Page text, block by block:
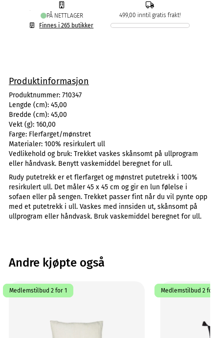
PÅ NETTLAGER
Finnes i 265 butikker
499,00 inntil gratis frakt!
Produktinformasjon
Produktnummer: 710347
Lengde (cm): 45,00
Bredde (cm): 45,00
Vekt (g): 160,00
Farge: Flerfarget/mønstret
Materialer: 100% resirkulert ull
Vedlikehold og bruk: Trekket vaskes skånsomt på ullprogram
eller håndvask. Benytt vaskemiddel beregnet for ull.
Rudy putetrekk er et flerfarget og mønstret putetrekk i 100%
resirkulert ull. Det måler 45 x 45 cm og gir en lun følelse i
sofaen eller på sengen. Trekket passer fint når du vil pynte opp
med et putetrekk i ull. Vaskes med innsiden ut, skånsomt på
ullprogram eller håndvask. Bruk vaskemiddel beregnet for ull.
Andre kjøpte også
Medlemstilbud 2 for 1 Medlemstilbud 2 for 1